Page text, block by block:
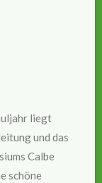
liegt
und das
Calbe
schöne